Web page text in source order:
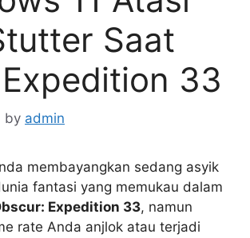
Saat
33
by admin
membayangkan sedang asyik
fantasi yang memukau dalam
Expedition 33, namun
rate Anda anjlok atau terjadi